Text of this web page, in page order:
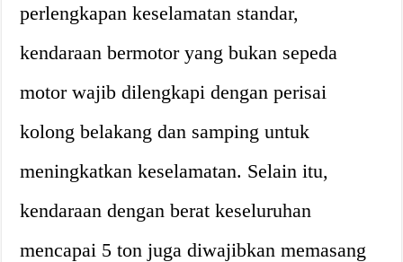
perlengkapan keselamatan standar,
kendaraan bermotor yang bukan sepeda
motor wajib dilengkapi dengan perisai
kolong belakang dan samping untuk
meningkatkan keselamatan. Selain itu,
kendaraan dengan berat keseluruhan
mencapai 5 ton juga diwajibkan memasang